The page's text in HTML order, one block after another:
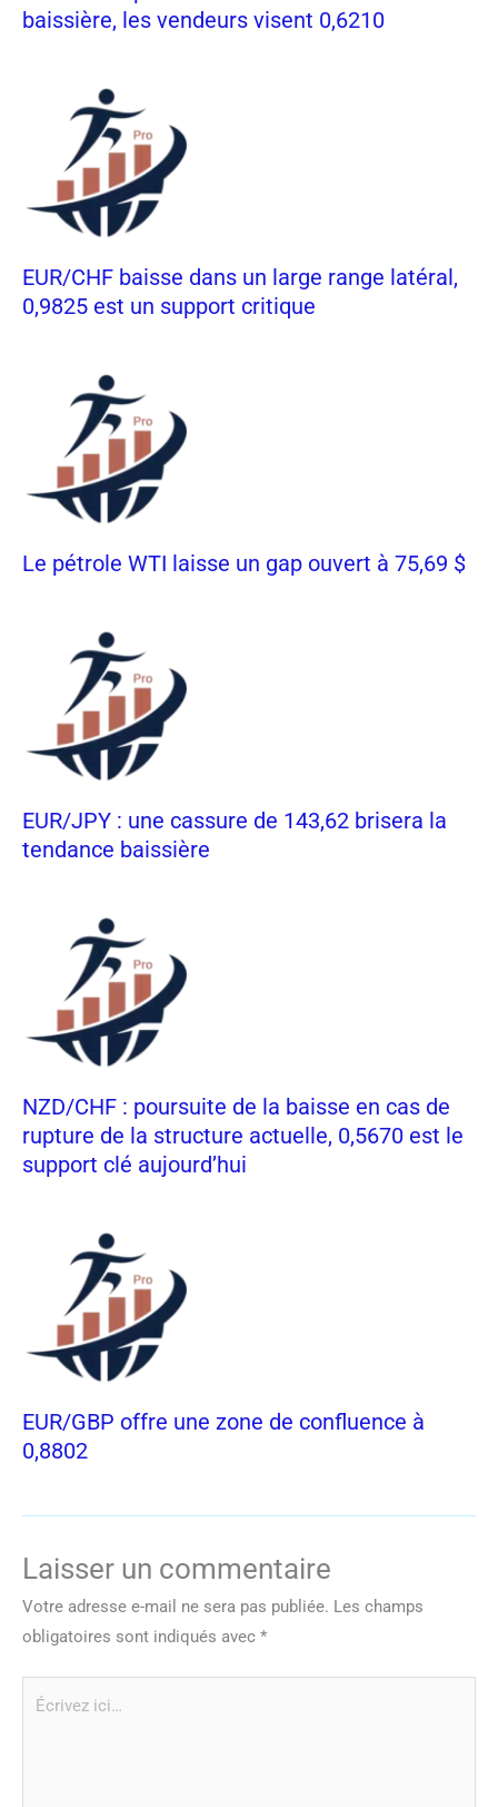
baissière, les vendeurs visent 0,6210
EUR/CHF baisse dans un large range latéral,
0,9825 est un support critique
Le pétrole WTI laisse un gap ouvert à 75,69 $
EUR/JPY : une cassure de 143,62 brisera la
tendance baissière
NZD/CHF : poursuite de la baisse en cas de
rupture de la structure actuelle, 0,5670 est le
support clé aujourd’hui
EUR/GBP offre une zone de confluence à
0,8802
Laisser un commentaire
Votre adresse e-mail ne sera pas publiée. Les champs
obligatoires sont indiqués avec *